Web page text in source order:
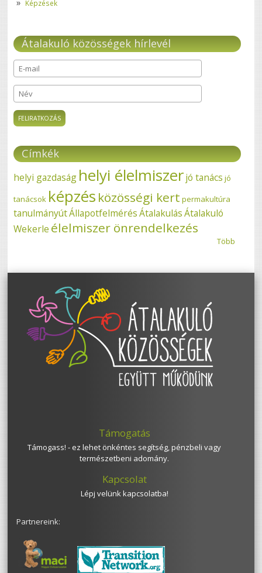
Képzések
Átalakuló közösségek hírlevél
E-mail*
Név
Címkék
helyi gazdaság helyi élelmiszerjó tanács jó
tanácsok képzés közösségi kert permakultúra
tanulmányútÁllapotfelmérés Átalakulás Átalakuló
Wekerle élelmiszer önrendelkezés
Több
Támogatás
Támogass! - ez lehet önkéntes segítség, pénzbeli vagy
természetbeni adomány.
Kapcsolat
Lépj velünk kapcsolatba!
Partnereink: